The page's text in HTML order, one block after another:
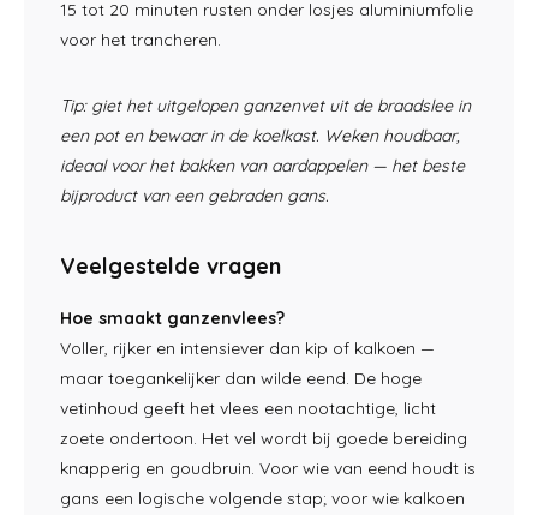
15 tot 20 minuten rusten onder losjes aluminiumfolie
voor het trancheren.
Tip: giet het uitgelopen ganzenvet uit de braadslee in
een pot en bewaar in de koelkast. Weken houdbaar,
ideaal voor het bakken van aardappelen — het beste
bijproduct van een gebraden gans.
Veelgestelde vragen
Hoe smaakt ganzenvlees?
Voller, rijker en intensiever dan kip of kalkoen —
maar toegankelijker dan wilde eend. De hoge
vetinhoud geeft het vlees een nootachtige, licht
zoete ondertoon. Het vel wordt bij goede bereiding
knapperig en goudbruin. Voor wie van eend houdt is
gans een logische volgende stap; voor wie kalkoen